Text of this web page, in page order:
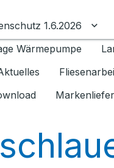
für Ratgeber
1.6.2026
Wärmepumpe